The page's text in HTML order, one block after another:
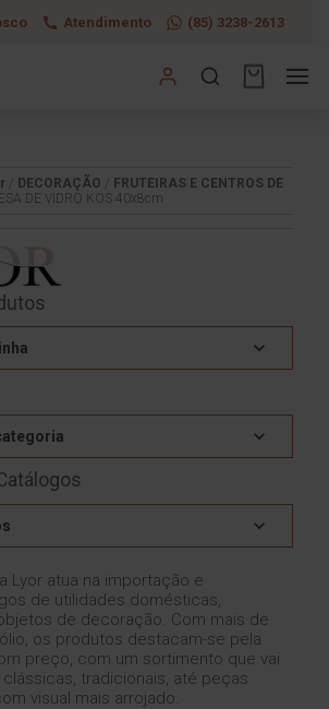
Atendimento (85) 3238-2613
DECORAÇÃO
FRUTEIRAS E CENTROS DE
DE VIDRO KOS 40x8cm
Lyor atua na importação e
de utilidades domésticas,
de decoração. Com mais de
os produtos destacam-se pela
preço, com um sortimento que vai
tradicionais, até peças
visual mais arrojado.